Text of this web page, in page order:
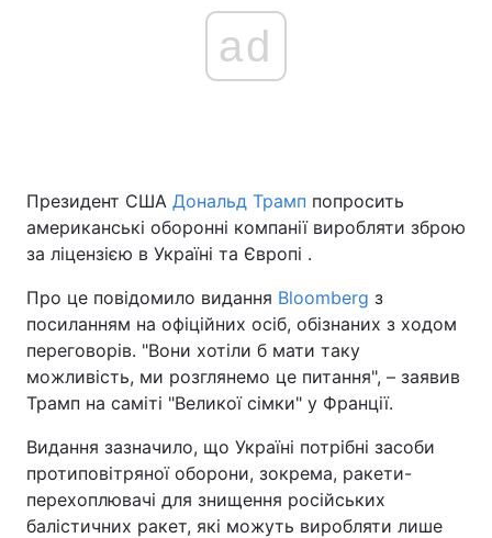
ad
Президент США Дональд Трамп попросить
американські оборонні компанії виробляти зброю
за ліцензією в Україні та Європі .
Про це повідомило видання Bloomberg з
посиланням на офіційних осіб, обізнаних з ходом
переговорів. "Вони хотіли б мати таку
можливість, ми розглянемо це питання", – заявив
Трамп на саміті "Великої сімки" у Франції.
Видання зазначило, що Україні потрібні засоби
протиповітряної оборони, зокрема, ракети-
перехоплювачі для знищення російських
балістичних ракет, які можуть виробляти лише